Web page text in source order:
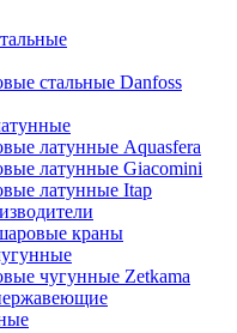
стальные Danfoss
латунные Aquasfera
латунные Giacomini
латунные Itap
краны
чугунные Zetkama